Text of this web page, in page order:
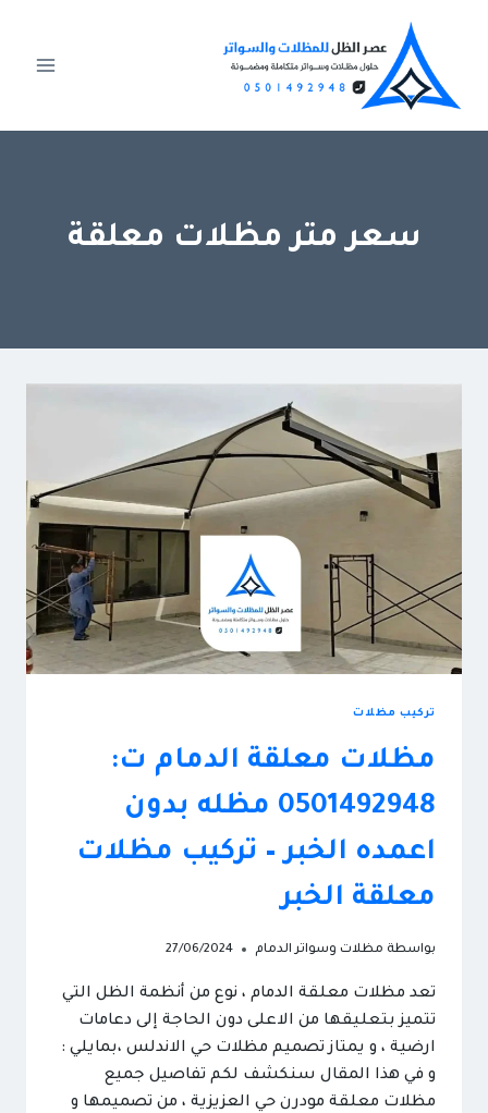
المحتوى
سعر متر مظلات معلقة
تركيب مظلات
مظلات معلقة الدمام ت:
0501492948 مظله بدون
اعمده الخبر – تركيب مظلات
معلقة الخبر
بواسطة مظلات وسواتر الدمام 27/06/2024
تعد مظلات معلقة الدمام ، نوع من أنظمة الظل التي
تتميز بتعليقها من الاعلى دون الحاجة إلى دعامات
ارضية ، و يمتاز تصميم مظلات حي الاندلس ،بمايلي :
و في هذا المقال سنكشف لكم تفاصيل جميع
مظلات معلقة مودرن حي العزيزية ، من تصميمها و